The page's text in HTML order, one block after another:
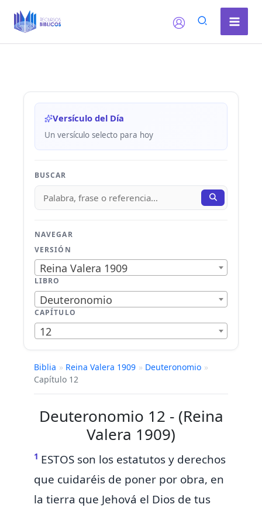
Versículo del Día
Un versículo selecto para hoy
BUSCAR
NAVEGAR
VERSIÓN
Reina Valera 1909
LIBRO
Deuteronomio
CAPÍTULO
12
Biblia » Reina Valera 1909 » Deuteronomio »
Capítulo 12
Deuteronomio 12 - (Reina
Valera 1909)
1 ESTOS son los estatutos y derechos
que cuidaréis de poner por obra, en
la tierra que Jehová el Dios de tus